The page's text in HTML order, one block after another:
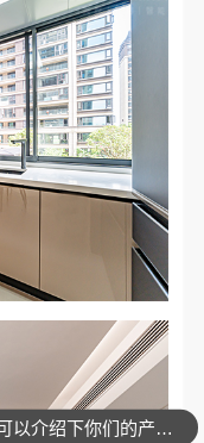
你们是怎么收费的呢？